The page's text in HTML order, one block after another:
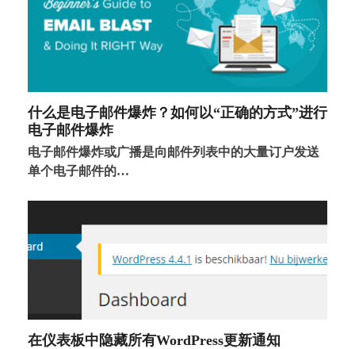
什么是电子邮件爆炸？如何以“正确的方式”进行
电子邮件爆炸
电子邮件爆炸或广播是向邮件列表中的大量订户发送
单个电子邮件的…
在仪表板中隐藏所有WordPress更新通知